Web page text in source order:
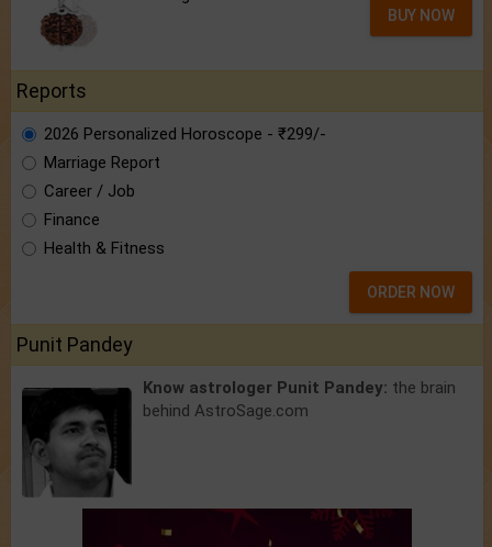
BUY NOW
Reports
2026 Personalized Horoscope - ₹299/-
Marriage Report
Career / Job
Finance
Health & Fitness
ORDER NOW
Punit Pandey
Know astrologer Punit Pandey: the brain
behind AstroSage.com